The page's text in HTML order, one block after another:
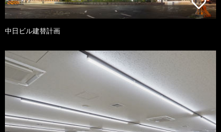
中日ビル建替計画